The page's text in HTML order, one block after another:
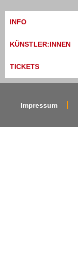
INFO
KÜNSTLER:INNEN
TICKETS
Impressum